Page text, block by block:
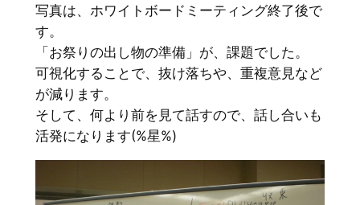
写真は、ホワイトボードミーティング終了後で
す。
「お祭りの出し物の準備」が、課題でした。
可視化することで、抜け落ちや、重複意見など
が減ります。
そして、何より前を見て話すので、話し合いも
活発になります(%星%)